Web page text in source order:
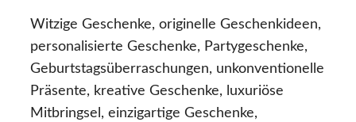
Witzige Geschenke, originelle Geschenkideen,
personalisierte Geschenke, Partygeschenke,
Geburtstagsüberraschungen, unkonventionelle
Präsente, kreative Geschenke, luxuriöse
Mitbringsel, einzigartige Geschenke,